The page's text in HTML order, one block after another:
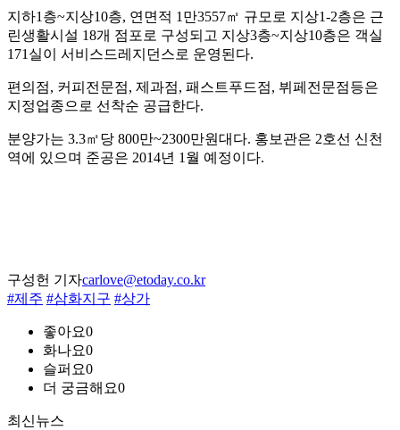
지하1층~지상10층, 연면적 1만3557㎡ 규모로 지상1-2층은 근
린생활시설 18개 점포로 구성되고 지상3층~지상10층은 객실
171실이 서비스드레지던스로 운영된다.
편의점, 커피전문점, 제과점, 패스트푸드점, 뷔페전문점등은
지정업종으로 선착순 공급한다.
분양가는 3.3㎡당 800만~2300만원대다. 홍보관은 2호선 신천
역에 있으며 준공은 2014년 1월 예정이다.
구성헌 기자carlove@etoday.co.kr
#제주 #삼화지구 #상가
좋아요0
화나요0
슬퍼요0
더 궁금해요0
최신뉴스